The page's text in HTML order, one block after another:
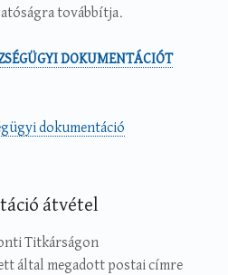
továbbítja.
DOKUMENTÁCIÓT
dokumentáció
átvétel
Titkárságon
által megadott postai címre